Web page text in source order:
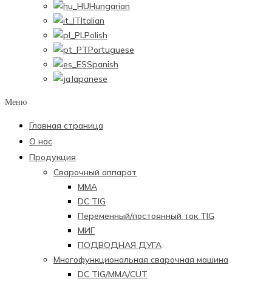
Hungarian
Italian
Polish
Portuguese
Spanish
Japanese
Меню
Главная страница
О нас
Продукция
Сварочный аппарат
ММА
DC TIG
Переменный/постоянный ток TIG
МИГ
ПОДВОДНАЯ ДУГА
Многофункциональная сварочная машина
DC TIG/MMA/CUT